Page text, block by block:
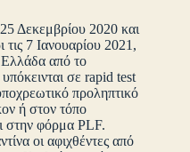
Δεκεμβρίου 2020 και
7 Ιανουαρίου 2021,
Ελλάδα από το
σε rapid test
προληπτικό
ή στον τόπο
στην φόρμα PLF.
οι αφιχθέντες από